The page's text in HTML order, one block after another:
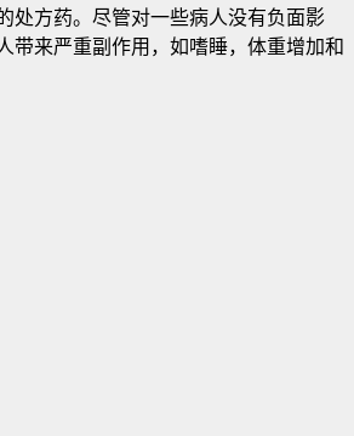
处方药。尽管对一些病人没有负面影
带来严重副作用，如嗜睡，体重增加和